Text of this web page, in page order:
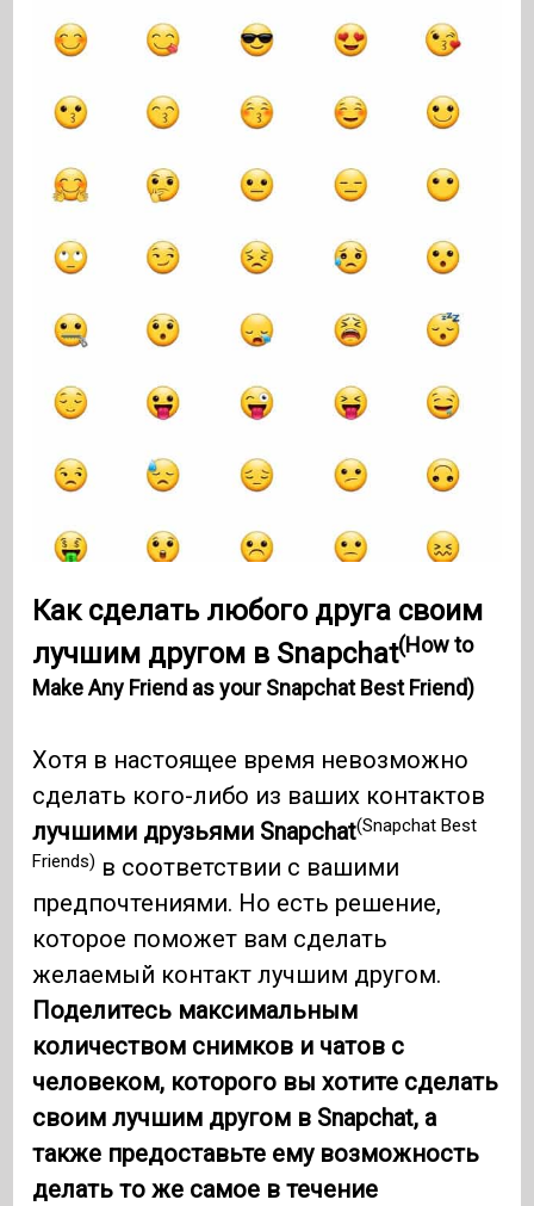
Как сделать любого друга своим
лучшим другом в Snapchat(How to
Make Any Friend as your Snapchat Best Friend)
Хотя в настоящее время невозможно
сделать кого-либо из ваших контактов
лучшими друзьями Snapchat(Snapchat Best
Friends) в соответствии с вашими
предпочтениями. Но есть решение,
которое поможет вам сделать
желаемый контакт лучшим другом.
Поделитесь максимальным
количеством снимков и чатов с
человеком, которого вы хотите сделать
своим лучшим другом в Snapchat, а
также предоставьте ему возможность
делать то же самое в течение